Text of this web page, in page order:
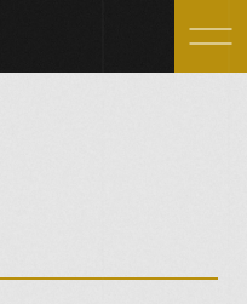
FAQ